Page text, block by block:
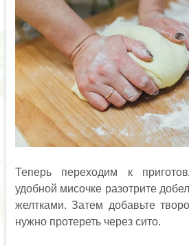
Теперь переходим к
удобной мисочке разотрите
желтками. Затем добавьте
нужно протереть через сито.